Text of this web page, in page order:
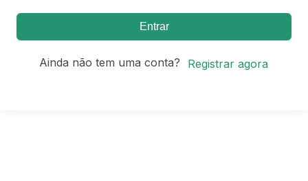
Entrar
Ainda não tem uma conta? Registrar agora